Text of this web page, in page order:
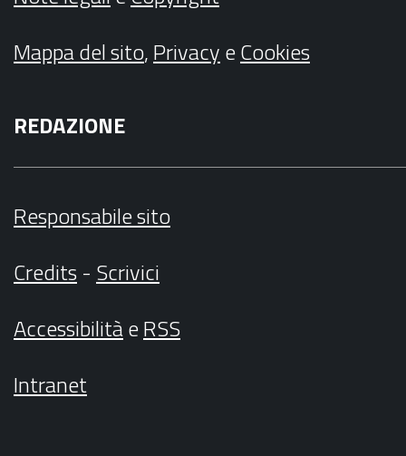
Mappa del sito,PrivacyeCookies
REDAZIONE
Responsabile sito
Credits- Scrivici
AccessibilitàeRSS
Intranet